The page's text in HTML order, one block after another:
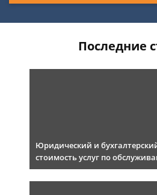
Последние
Юридический и
стоимость услуг по